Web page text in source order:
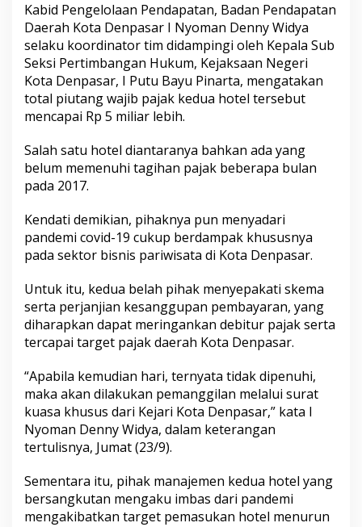
l
i
D
a
p
t
P
r
i
t
a
n
Kabid Pengelolaan Pendapatan, Badan Pendapatan
Daerah Kota Denpasar I Nyoman Denny Widya
selaku koordinator tim didampingi oleh Kepala Sub
Seksi Pertimbangan Hukum, Kejaksaan Negeri
Kota Denpasar, I Putu Bayu Pinarta, mengatakan
total piutang wajib pajak kedua hotel tersebut
mencapai Rp 5 miliar lebih.
Salah satu hotel diantaranya bahkan ada yang
belum memenuhi tagihan pajak beberapa bulan
pada 2017.
Kendati demikian, pihaknya pun menyadari
pandemi covid-19 cukup berdampak khususnya
pada sektor bisnis pariwisata di Kota Denpasar.
Untuk itu, kedua belah pihak menyepakati skema
serta perjanjian kesanggupan pembayaran, yang
diharapkan dapat meringankan debitur pajak serta
tercapai target pajak daerah Kota Denpasar.
“Apabila kemudian hari, ternyata tidak dipenuhi,
maka akan dilakukan pemanggilan melalui surat
kuasa khusus dari Kejari Kota Denpasar,” kata I
Nyoman Denny Widya, dalam keterangan
tertulisnya, Jumat (23/9).
Sementara itu, pihak manajemen kedua hotel yang
bersangkutan mengaku imbas dari pandemi
mengakibatkan target pemasukan hotel menurun